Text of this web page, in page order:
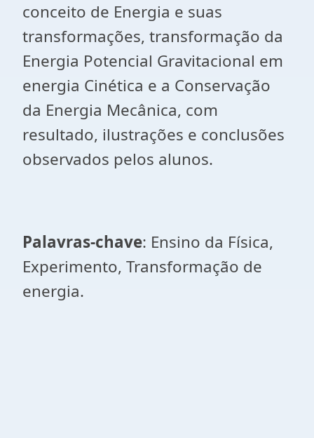
conceito de Energia e suas
transformações, transformação da
Energia Potencial Gravitacional em
energia Cinética e a Conservação
da Energia Mecânica, com
resultado, ilustrações e conclusões
observados pelos alunos.
Palavras-chave: Ensino da Física,
Experimento, Transformação de
energia.